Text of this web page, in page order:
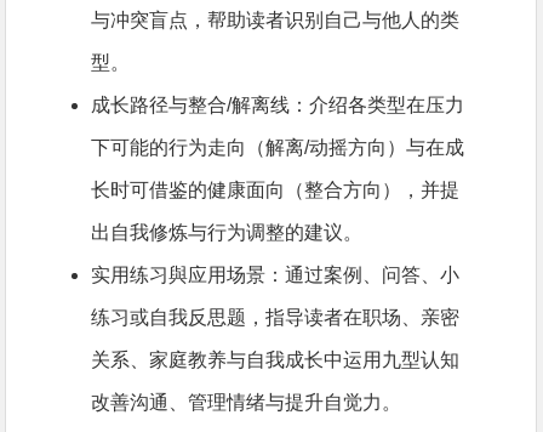
与冲突盲点，帮助读者识别自己与他人的类
型。
成长路径与整合/解离线：介绍各类型在压力
下可能的行为走向（解离/动摇方向）与在成
长时可借鉴的健康面向（整合方向），并提
出自我修炼与行为调整的建议。
实用练习與应用场景：通过案例、问答、小
练习或自我反思题，指导读者在职场、亲密
关系、家庭教养与自我成长中运用九型认知
改善沟通、管理情绪与提升自觉力。